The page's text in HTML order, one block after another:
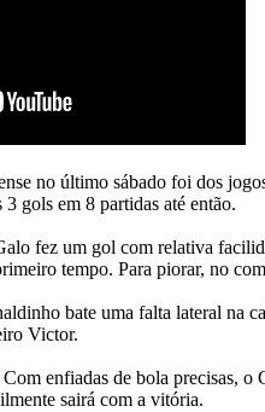
no último sábado foi dos
gols em 8 partidas até então.
fez um gol com relativa
tempo. Para piorar, no
bate uma falta lateral na
Victor.
enfiadas de bola precisas,
sairá com a vitória.